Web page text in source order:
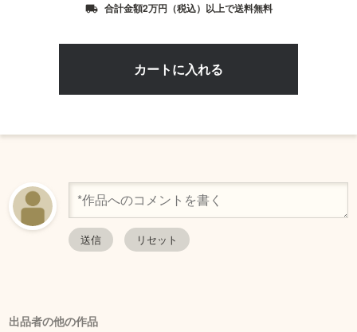
local_shipping 合計金額2万円（税込）以上で送料無料
出品者の他の作品